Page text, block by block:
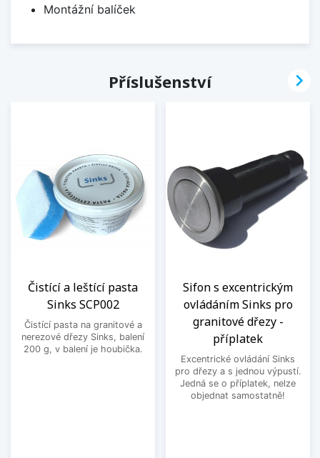
Montážní balíček
Příslušenství
Čistící a leštící pasta
Sinks SCP002
Čistící pasta na granitové a
nerezové dřezy Sinks, balení
200 g, v balení je houbička.
Sifon s excentrickým
ovládáním Sinks pro
granitové dřezy -
příplatek
Excentrické ovládání Sinks
pro dřezy a s jednou výpustí.
Jedná se o příplatek, nelze
objednat samostatně!
